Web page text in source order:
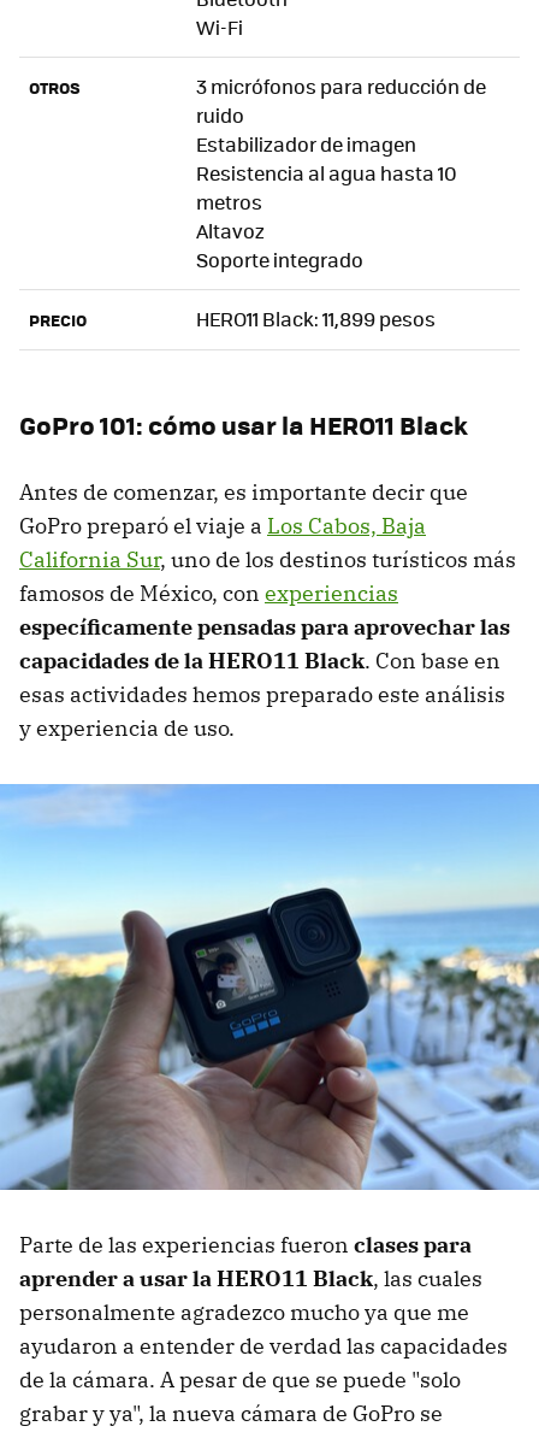
Wi-Fi
OTROS
3 micrófonos para reducción de
ruido
Estabilizador de imagen
Resistencia al agua hasta 10
metros
Altavoz
Soporte integrado
PRECIO HERO11 Black: 11,899 pesos
GoPro 101: cómo usar la HERO11 Black
Antes de comenzar, es importante decir que
GoPro preparó el viaje a Los Cabos, Baja
California Sur, uno de los destinos turísticos más
famosos de México, con experiencias
específicamente pensadas para aprovechar las
capacidades de la HERO11 Black. Con base en
esas actividades hemos preparado este análisis
y experiencia de uso.
Parte de las experiencias fueron clases para
aprender a usar la HERO11 Black, las cuales
personalmente agradezco mucho ya que me
ayudaron a entender de verdad las capacidades
de la cámara. A pesar de que se puede "solo
grabar y ya", la nueva cámara de GoPro se